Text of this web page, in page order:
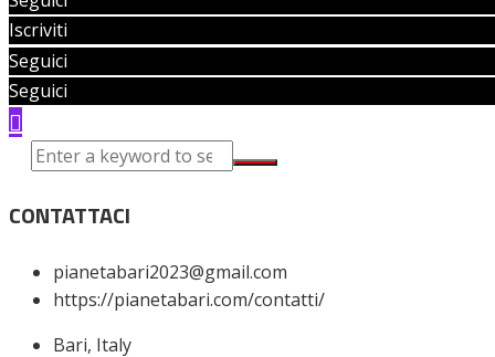
Iscriviti
Seguici
Seguici
CONTATTACI
pianetabari2023@gmail.com
https://pianetabari.com/contatti/
Bari, Italy